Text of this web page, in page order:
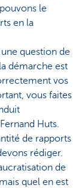
le
en la
question de
démarche est
vos
vous faites
Huts.
de rapports
rédiger.
de
quel en est